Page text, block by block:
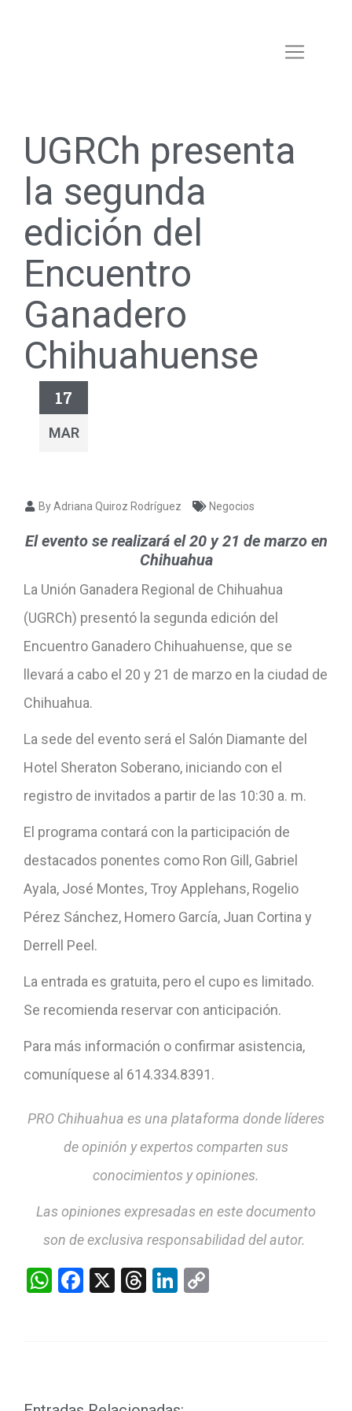
UGRCh presenta
la segunda
edición del
Encuentro
Ganadero
Chihuahuense
17
MAR
By Adriana Quiroz Rodríguez Negocios
El evento se realizará el 20 y 21 de marzo en
Chihuahua
La Unión Ganadera Regional de Chihuahua
(UGRCh) presentó la segunda edición del
Encuentro Ganadero Chihuahuense, que se
llevará a cabo el 20 y 21 de marzo en la ciudad de
Chihuahua.
La sede del evento será el Salón Diamante del
Hotel Sheraton Soberano, iniciando con el
registro de invitados a partir de las 10:30 a. m.
El programa contará con la participación de
destacados ponentes como Ron Gill, Gabriel
Ayala, José Montes, Troy Applehans, Rogelio
Pérez Sánchez, Homero García, Juan Cortina y
Derrell Peel.
La entrada es gratuita, pero el cupo es limitado.
Se recomienda reservar con anticipación.
Para más información o confirmar asistencia,
comuníquese al 614.334.8391.
PRO Chihuahua es una plataforma donde líderes
de opinión y expertos comparten sus
conocimientos y opiniones.
Las opiniones expresadas en este documento
son de exclusiva responsabilidad del autor.
WhatsApp
Facebook
X Threads
LinkedIn